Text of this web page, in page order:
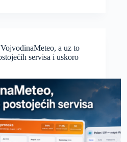
a uz to
servisa i uskoro